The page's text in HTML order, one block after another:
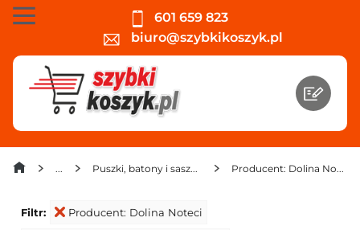
601 659 823
biuro@szybkikoszyk.pl
Puszki, batony i saszetki Producent: Dolina Noteci
Filtr: Producent: Dolina Noteci